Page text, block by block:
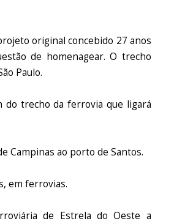
original concebido 27 anos
de homenagear. O trecho
Paulo.
trecho da ferrovia que ligará
Campinas ao porto de Santos.
em ferrovias.
de Estrela do Oeste a